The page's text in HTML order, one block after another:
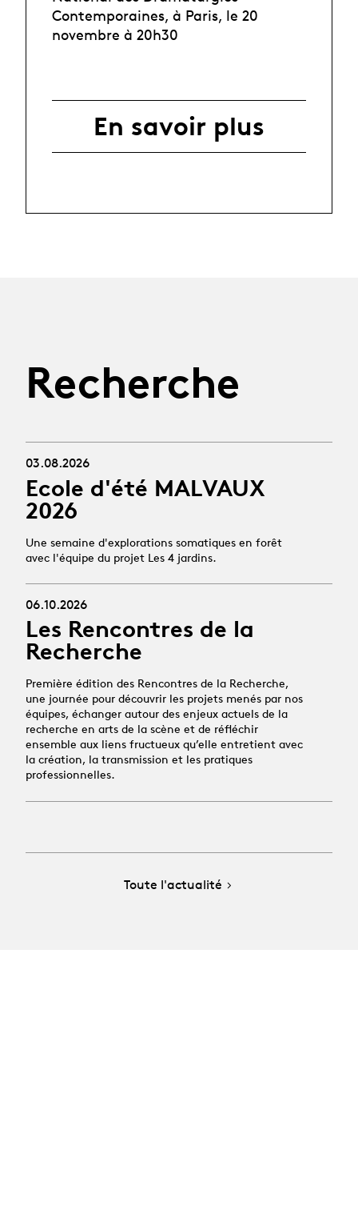
Contemporaines, à Paris, le 20
novembre à 20h30
En savoir plus
Recherche
03.08.2026
Ecole d'été MALVAUX
2026
Une semaine d'explorations somatiques en forêt
avec l'équipe du projet Les 4 jardins.
06.10.2026
Les Rencontres de la
Recherche
Première édition des Rencontres de la Recherche,
une journée pour découvrir les projets menés par nos
équipes, échanger autour des enjeux actuels de la
recherche en arts de la scène et de réfléchir
ensemble aux liens fructueux qu’elle entretient avec
la création, la transmission et les pratiques
professionnelles.
Toute l'actualité